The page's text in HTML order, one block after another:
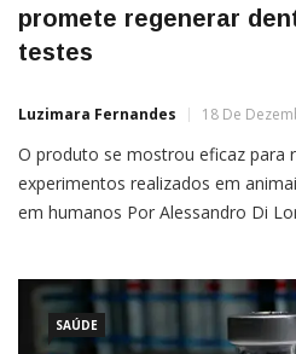
promete regenerar
testes
Luzimara Fernandes 18 De
O produto se mostrou eficaz para
experimentos realizados em
em humanos Por Alessandro Di
mostrou eficaz em experimentos
camundongos, sem […]
SAÚDE